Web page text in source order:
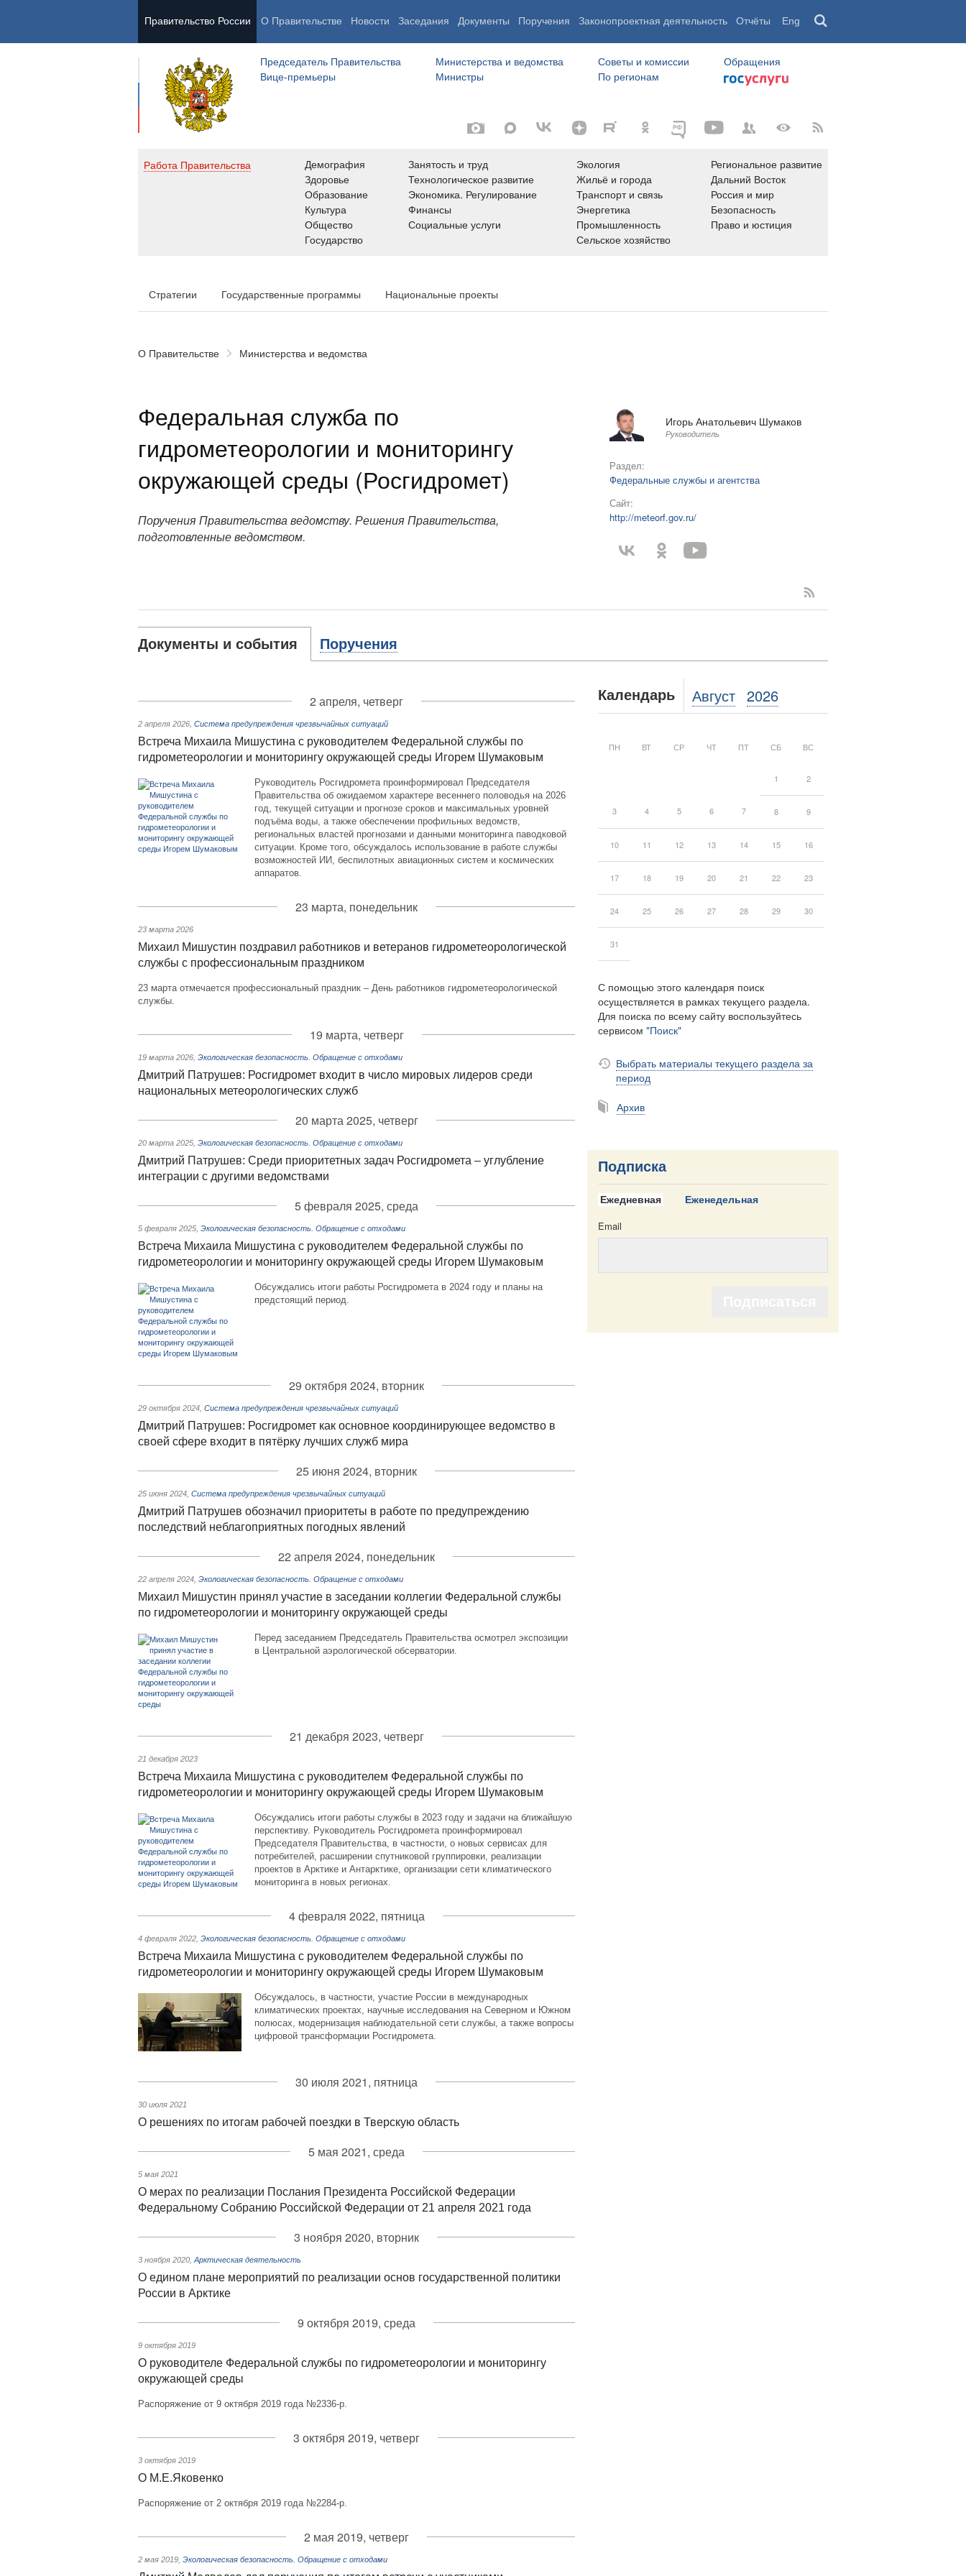
Правительство России О Правительстве Новости Заседания Документы Поручения Законопроектная деятельность Отчёты Eng
Председатель Правительства
Вице-премьеры
Министерства и ведомства
Министры
Советы и комиссии
По регионам
Обращения
Работа Правительства
Демография
Здоровье
Образование
Культура
Общество
Государство
Занятость и труд
Технологическое развитие
Экономика. Регулирование
Финансы
Социальные услуги
Экология
Жильё и города
Транспорт и связь
Энергетика
Промышленность
Сельское хозяйство
Региональное развитие
Дальний Восток
Россия и мир
Безопасность
Право и юстиция
Стратегии Государственные программы Национальные проекты
О Правительстве Министерства и ведомства
Федеральная служба по
гидрометеорологии и мониторингу
окружающей среды (Росгидромет)
Поручения Правительства ведомству. Решения Правительства,
подготовленные ведомством.
Игорь Анатольевич Шумаков
Руководитель
Раздел:
Федеральные службы и агентства
Сайт:
http://meteorf.gov.ru/
Документы и события Поручения
2 апреля, четверг
2 апреля 2026 Система предупреждения чрезвычайных ситуаций
Встреча Михаила Мишустина с руководителем Федеральной службы по
гидрометеорологии и мониторингу окружающей среды Игорем Шумаковым
Руководитель Росгидромета проинформировал Председателя
Правительства об ожидаемом характере весеннего половодья на 2026
год, текущей ситуации и прогнозе сроков и максимальных уровней
подъёма воды, а также обеспечении профильных ведомств,
региональных властей прогнозами и данными мониторинга паводковой
ситуации. Кроме того, обсуждалось использование в работе службы
возможностей ИИ, беспилотных авиационных систем и космических
аппаратов.
23 марта, понедельник
23 марта 2026
Михаил Мишустин поздравил работников и ветеранов гидрометеорологической
службы с профессиональным праздником
23 марта отмечается профессиональный праздник – День работников гидрометеорологической
службы.
19 марта, четверг
19 марта 2026 Экологическая безопасность. Обращение с отходами
Дмитрий Патрушев: Росгидромет входит в число мировых лидеров среди
национальных метеорологических служб
20 марта 2025, четверг
20 марта 2025 Экологическая безопасность. Обращение с отходами
Дмитрий Патрушев: Среди приоритетных задач Росгидромета – углубление
интеграции с другими ведомствами
5 февраля 2025, среда
5 февраля 2025 Экологическая безопасность. Обращение с отходами
Встреча Михаила Мишустина с руководителем Федеральной службы по
гидрометеорологии и мониторингу окружающей среды Игорем Шумаковым
Обсуждались итоги работы Росгидромета в 2024 году и планы на
предстоящий период.
29 октября 2024, вторник
29 октября 2024 Система предупреждения чрезвычайных ситуаций
Дмитрий Патрушев: Росгидромет как основное координирующее ведомство в
своей сфере входит в пятёрку лучших служб мира
25 июня 2024, вторник
25 июня 2024 Система предупреждения чрезвычайных ситуаций
Дмитрий Патрушев обозначил приоритеты в работе по предупреждению
последствий неблагоприятных погодных явлений
22 апреля 2024, понедельник
22 апреля 2024 Экологическая безопасность. Обращение с отходами
Михаил Мишустин принял участие в заседании коллегии Федеральной службы
по гидрометеорологии и мониторингу окружающей среды
Перед заседанием Председатель Правительства осмотрел экспозиции
в Центральной аэрологической обсерватории.
21 декабря 2023, четверг
21 декабря 2023
Встреча Михаила Мишустина с руководителем Федеральной службы по
гидрометеорологии и мониторингу окружающей среды Игорем Шумаковым
Обсуждались итоги работы службы в 2023 году и задачи на ближайшую
перспективу. Руководитель Росгидромета проинформировал
Председателя Правительства, в частности, о новых сервисах для
потребителей, расширении спутниковой группировки, реализации
проектов в Арктике и Антарктике, организации сети климатического
мониторинга в новых регионах.
4 февраля 2022, пятница
4 февраля 2022 Экологическая безопасность. Обращение с отходами
Встреча Михаила Мишустина с руководителем Федеральной службы по
гидрометеорологии и мониторингу окружающей среды Игорем Шумаковым
Обсуждалось, в частности, участие России в международных
климатических проектах, научные исследования на Северном и Южном
полюсах, модернизация наблюдательной сети службы, а также вопросы
цифровой трансформации Росгидромета.
30 июля 2021, пятница
30 июля 2021
О решениях по итогам рабочей поездки в Тверскую область
5 мая 2021, среда
5 мая 2021
О мерах по реализации Послания Президента Российской Федерации
Федеральному Собранию Российской Федерации от 21 апреля 2021 года
3 ноября 2020, вторник
3 ноября 2020 Арктическая деятельность
О едином плане мероприятий по реализации основ государственной политики
России в Арктике
9 октября 2019, среда
9 октября 2019
О руководителе Федеральной службы по гидрометеорологии и мониторингу
окружающей среды
Распоряжение от 9 октября 2019 года №2336-р.
3 октября 2019, четверг
3 октября 2019
О М.Е.Яковенко
Распоряжение от 2 октября 2019 года №2284-р.
2 мая 2019, четверг
2 мая 2019 Экологическая безопасность. Обращение с отходами
Календарь Август 2026
ПН ВТ СР ЧТ ПТ СБ ВС
1 2
3 4 5 6 7 8 9
10 11 12 13 14 15 16
17 18 19 20 21 22 23
24 25 26 27 28 29 30
31
С помощью этого календаря поиск
осуществляется в рамках текущего раздела.
Для поиска по всему сайту воспользуйтесь
сервисом "Поиск"
Выбрать материалы текущего раздела за
период
Архив
Подписка
Ежедневная Еженедельная
Email